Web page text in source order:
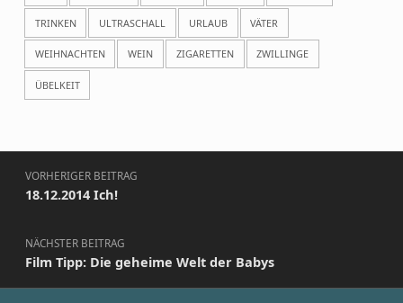
TRINKEN ULTRASCHALL URLAUB VÄTER
WEIHNACHTEN WEIN ZIGARETTEN ZWILLINGE
ÜBELKEIT
Beitragsnavigation
VORHERIGER BEITRAG
18.12.2014 Ich!
NÄCHSTER BEITRAG
Film Tipp: Die geheime Welt der Babys